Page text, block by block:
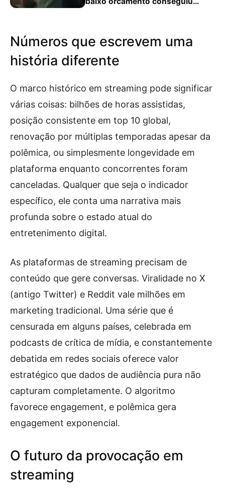
Números que escrevem uma
história diferente
O marco histórico em streaming pode significar
várias coisas: bilhões de horas assistidas,
posição consistente em top 10 global,
renovação por múltiplas temporadas apesar da
polêmica, ou simplesmente longevidade em
plataforma enquanto concorrentes foram
canceladas. Qualquer que seja o indicador
específico, ele conta uma narrativa mais
profunda sobre o estado atual do
entretenimento digital.
As plataformas de streaming precisam de
conteúdo que gere conversas. Viralidade no X
(antigo Twitter) e Reddit vale milhões em
marketing tradicional. Uma série que é
censurada em alguns países, celebrada em
podcasts de crítica de mídia, e constantemente
debatida em redes sociais oferece valor
estratégico que dados de audiência pura não
capturam completamente. O algoritmo
favorece engagement, e polêmica gera
engagement exponencial.
O futuro da provocação em
streaming